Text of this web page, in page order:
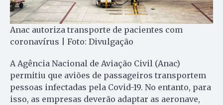
Anac autoriza transporte de pacientes com
coronavírus | Foto: Divulgação
A Agência Nacional de Aviação Civil (Anac)
permitiu que aviões de passageiros transportem
pessoas infectadas pela Covid-19. No entanto, para
isso, as empresas deverão adaptar as aeronave,